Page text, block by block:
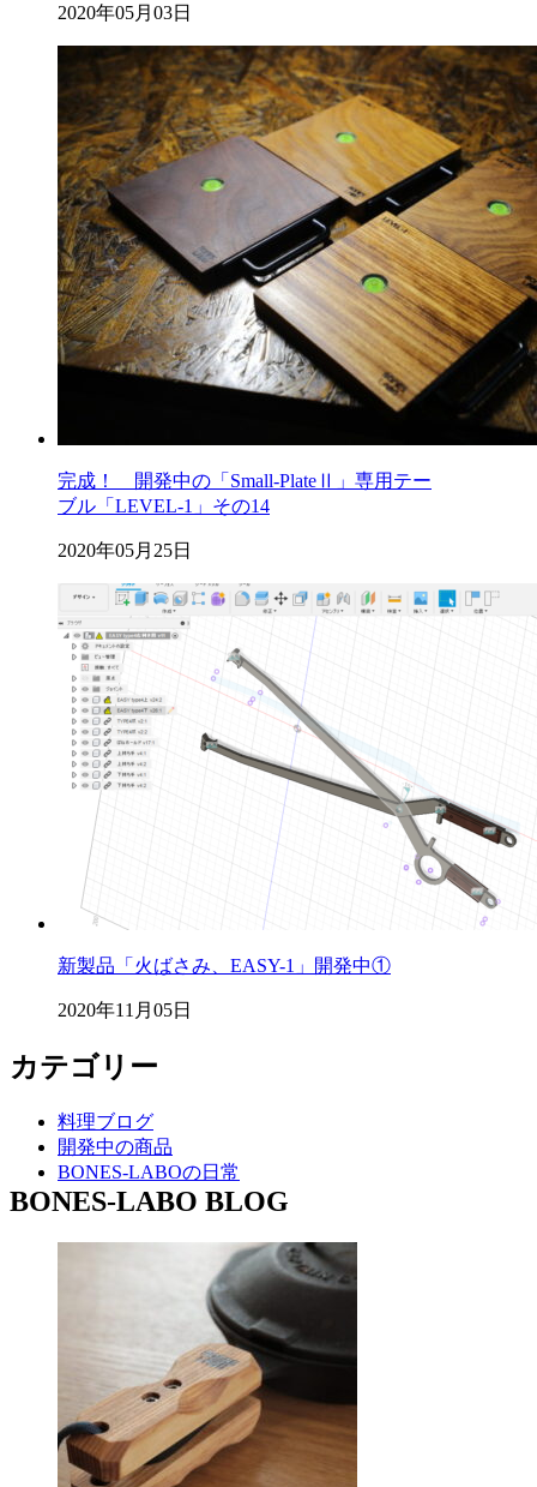
2020年05月03日
完成！ 開発中の「Small-PlateⅡ」専用テー
ブル「LEVEL-1」その14
2020年05月25日
新製品「火ばさみ、EASY-1」開発中①
2020年11月05日
カテゴリー
料理ブログ
開発中の商品
BONES-LABOの日常
BONES-LABO BLOG